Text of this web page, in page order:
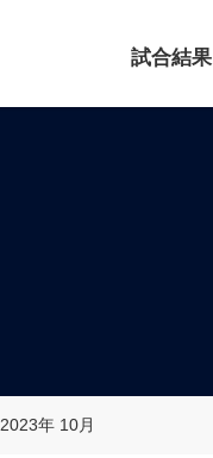
試合結果
2023年 10月